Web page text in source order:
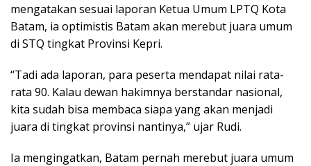
mengatakan sesuai laporan Ketua Umum LPTQ Kota
Batam, ia optimistis Batam akan merebut juara umum
di STQ tingkat Provinsi Kepri.
“Tadi ada laporan, para peserta mendapat nilai rata-
rata 90. Kalau dewan hakimnya berstandar nasional,
kita sudah bisa membaca siapa yang akan menjadi
juara di tingkat provinsi nantinya,” ujar Rudi.
Ia mengingatkan, Batam pernah merebut juara umum